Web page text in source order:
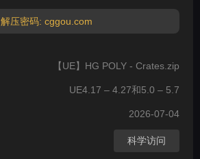
解压密码: cggou.com
【UE】HG POLY - Crates.zip
UE4.17 – 4.27和5.0 – 5.7
2026-07-04
科学访问